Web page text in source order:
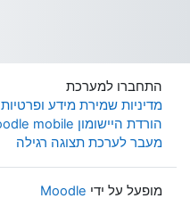
התחברו למערכת
מדיניות שמירת מידע ופרטיות
הורדת היישומון Moodle mobile
מעבר לערכת תצוגה רגילה
מופעל על ידי Moodle